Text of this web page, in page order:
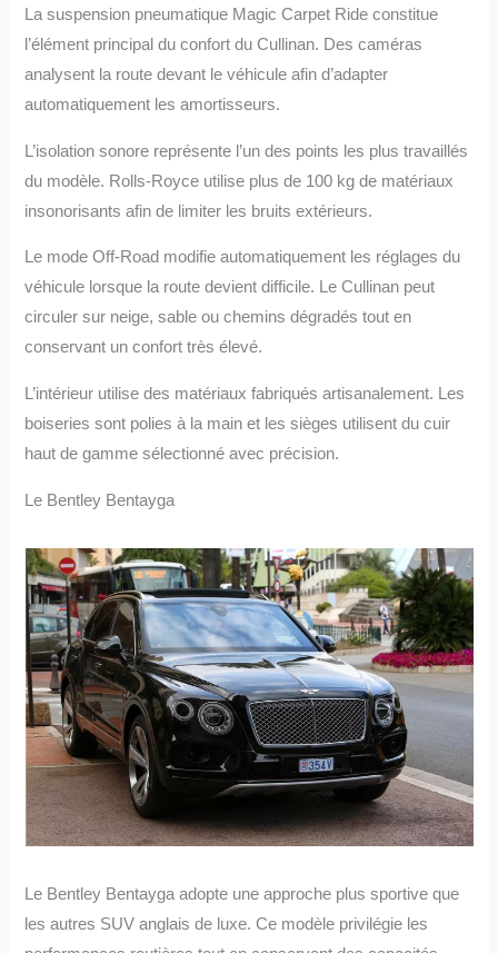
La suspension pneumatique Magic Carpet Ride constitue
l’élément principal du confort du Cullinan. Des caméras
analysent la route devant le véhicule afin d’adapter
automatiquement les amortisseurs.
L’isolation sonore représente l’un des points les plus travaillés
du modèle. Rolls-Royce utilise plus de 100 kg de matériaux
insonorisants afin de limiter les bruits extérieurs.
Le mode Off-Road modifie automatiquement les réglages du
véhicule lorsque la route devient difficile. Le Cullinan peut
circuler sur neige, sable ou chemins dégradés tout en
conservant un confort très élevé.
L’intérieur utilise des matériaux fabriqués artisanalement. Les
boiseries sont polies à la main et les sièges utilisent du cuir
haut de gamme sélectionné avec précision.
Le Bentley Bentayga
Le Bentley Bentayga adopte une approche plus sportive que
les autres SUV anglais de luxe. Ce modèle privilégie les